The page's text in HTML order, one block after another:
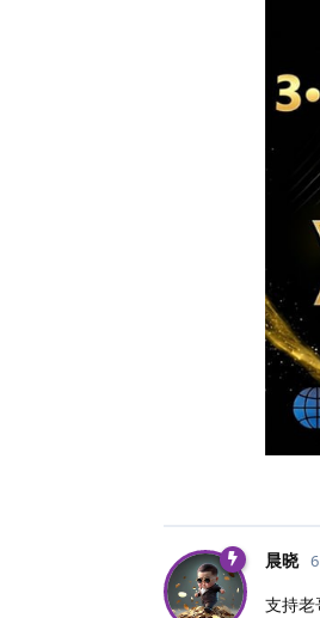
晨晓
支持老